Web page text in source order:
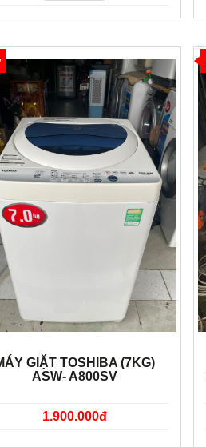
GIẶT TOSHIBA (7KG)
ASW- A800SV
1.900.000đ